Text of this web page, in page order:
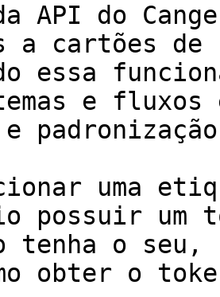
API do
a cartões de
essa
e fluxos
uma
possuir um
tenha o seu,
obter o